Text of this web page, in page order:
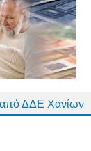
από ΔΔΕ Χανίων